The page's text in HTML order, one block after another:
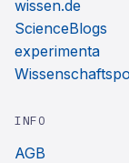
wissen.de
ScienceBlogs
experimenta
INFO
AGB